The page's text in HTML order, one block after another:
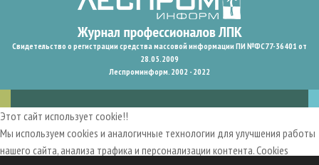
Свидетельство о регистрации средства массовой информации ПИ №ФС77-36401 от
28.05.2009
Леспроминформ. 2002 - 2022
Этот сайт использует cookie!!
Мы используем cookies и аналогичные технологии для улучшения работы
нашего сайта, анализа трафика и персонализации контента. Cookies